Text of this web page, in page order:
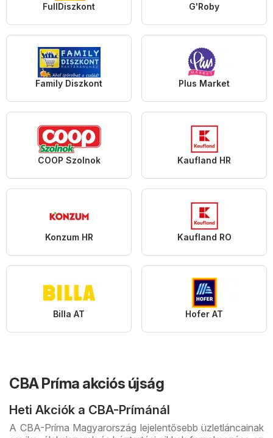
FullDiszkont G'Roby
Family Diszkont Plus Market
COOP Szolnok Kaufland HR
Konzum HR Kaufland RO
Billa AT Hofer AT
CBA Príma akciós újság
Heti Akciók a CBA-Prímánál
A CBA-Príma Magyarország lejelentősebb üzletláncainak